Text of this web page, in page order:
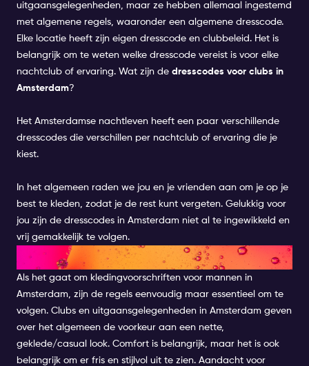
uitgaansgelegenheden, maar ze hebben allemaal ingestemd
met algemene regels, waaronder een algemene dresscode.
Elke locatie heeft zijn eigen dresscode en clubbeleid. Het is
belangrijk om te weten welke dresscode vereist is voor elke
nachtclub of ervaring. Wat zijn de dresscodes voor clubs in
Amsterdam?
Het Amsterdamse nachtleven heeft een paar verschillende
dresscodes die verschillen per nachtclub of ervaring die je
kiest.
In het algemeen raden we jou en je vrienden aan om je op je
best te kleden, zodat je de rest kunt vergeten. Gelukkig voor
jou zijn de dresscodes in Amsterdam niet al te ingewikkeld en
vrij gemakkelijk te volgen.
DRESS CODE FOR MEN
Als het gaat om kledingvoorschriften voor mannen in
Amsterdam, zijn de regels eenvoudig maar essentieel om te
volgen. Clubs en uitgaansgelegenheden in Amsterdam geven
over het algemeen de voorkeur aan een nette,
geklede/casual look. Comfort is belangrijk, maar het is ook
belangrijk om er fris en stijlvol uit te zien. Aandacht voor